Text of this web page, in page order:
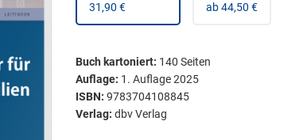
31,90 €
ab 44,50 €
Buch kartoniert: 140 Seiten
Auflage: 1. Auflage 2025
ISBN: 9783704108845
Verlag: dbv Verlag